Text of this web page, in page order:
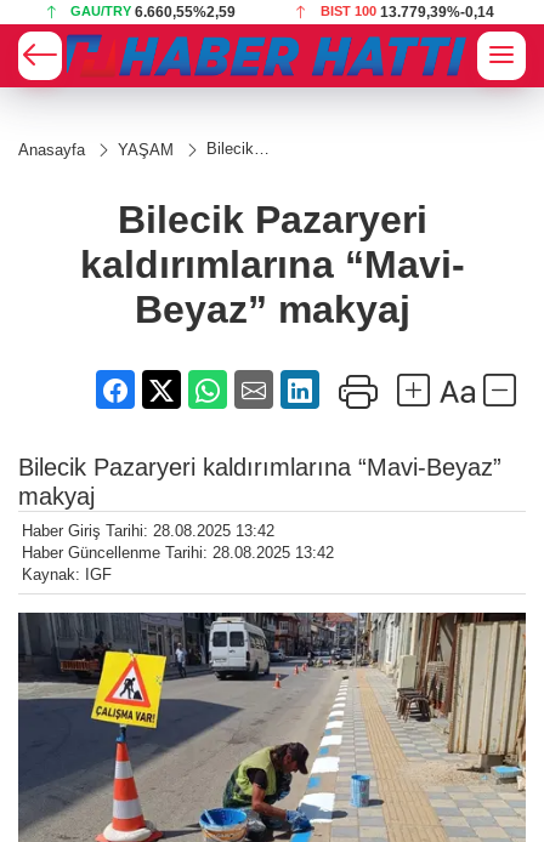
GAU/TRY 6.660,55%2,59 BIST 100 13.779,39%-0,14
Anasayfa YAŞAM
Bilecik
“Mavi-Beyaz”
makyaj
Bilecik Pazaryeri
kaldırımlarına “Mavi-
Beyaz” makyaj
Bilecik Pazaryeri kaldırımlarına “Mavi-Beyaz”
makyaj
Haber Giriş Tarihi: 28.08.2025 13:42
Haber Güncellenme Tarihi: 28.08.2025 13:42
Kaynak: IGF